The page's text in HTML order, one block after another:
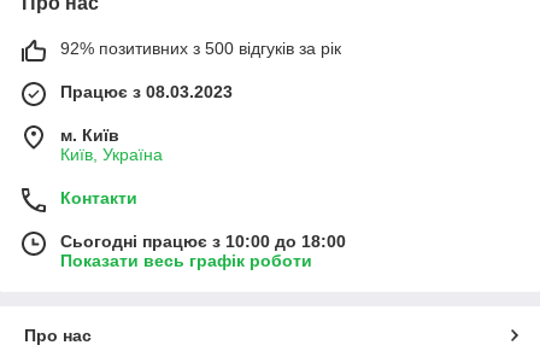
92% позитивних з 500 відгуків за рік
Працює з 08.03.2023
м. Київ
Київ, Україна
Контакти
Сьогодні працює з 10:00 до 18:00
Показати весь графік роботи
Про нас